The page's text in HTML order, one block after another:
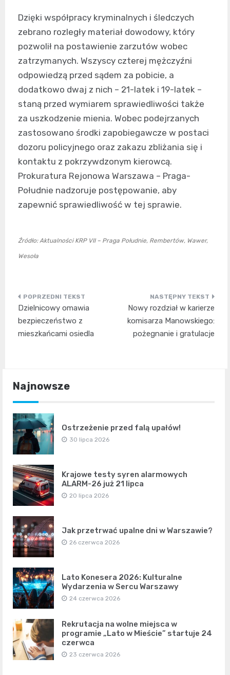
Dzięki współpracy kryminalnych i śledczych
zebrano rozległy materiał dowodowy, który
pozwolił na postawienie zarzutów wobec
zatrzymanych. Wszyscy czterej mężczyźni
odpowiedzą przed sądem za pobicie, a
dodatkowo dwaj z nich – 21-latek i 19-latek –
staną przed wymiarem sprawiedliwości także
za uszkodzenie mienia. Wobec podejrzanych
zastosowano środki zapobiegawcze w postaci
dozoru policyjnego oraz zakazu zbliżania się i
kontaktu z pokrzywdzonym kierowcą.
Prokuratura Rejonowa Warszawa – Praga-
Południe nadzoruje postępowanie, aby
zapewnić sprawiedliwość w tej sprawie.
Źródło: Aktualności KRP VII – Praga Południe, Rembertów, Wawer,
Wesoła
Nawigacja
wpisu
Dzielnicowy omawia
bezpieczeństwo z
mieszkańcami osiedla
Nowy rozdział w karierze
komisarza Manowskiego:
pożegnanie i gratulacje
Najnowsze
Ostrzeżenie przed falą upałów!
30 lipca 2026
Krajowe testy syren alarmowych
ALARM-26 już 21 lipca
20 lipca 2026
Jak przetrwać upalne dni w Warszawie?
26 czerwca 2026
Lato Konesera 2026: Kulturalne
Wydarzenia w Sercu Warszawy
24 czerwca 2026
Rekrutacja na wolne miejsca w
programie „Lato w Mieście” startuje 24
czerwca
23 czerwca 2026